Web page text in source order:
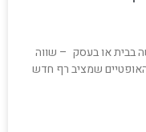
בבית או בעסק – שווה
שמציב רף חדש